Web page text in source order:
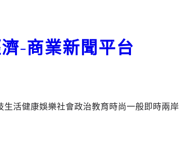
-商業新聞平台
生活健康娛樂社會政治教育時尚一般即時兩岸